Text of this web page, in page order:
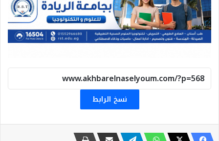
نسخ الرابط